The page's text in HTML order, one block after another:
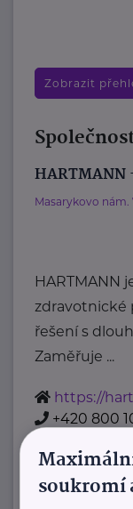
Zobrazit
HARTMANN
Masarykovo nám.
HARTMANN
zdravotnické
řešení s
Zaměřuje ...
https://
+420 800
Ministerstvo
soukromí